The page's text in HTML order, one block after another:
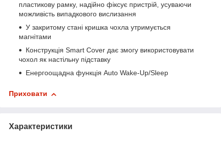
пластикову рамку, надійно фіксує пристрій, усуваючи
можливість випадкового вислизання
У закритому стані кришка чохла утримується
магнітами
Конструкція Smart Cover дає змогу використовувати
чохол як настільну підставку
Енергоощадна функція Auto Wake-Up/Sleep
Приховати
Характеристики